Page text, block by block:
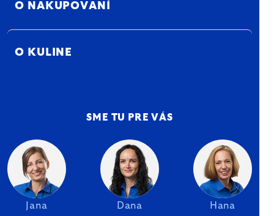
O NAKUPOVANÍ
O KULINE
SME TU PRE VÁS
Jana Dana Hana